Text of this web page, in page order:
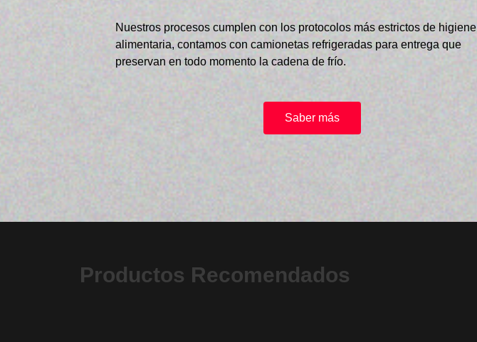
Nuestros procesos cumplen con los protocolos más estrictos de higiene
alimentaria, contamos con camionetas refrigeradas para entrega que
preservan en todo momento la cadena de frío.
Saber más
Productos Recomendados